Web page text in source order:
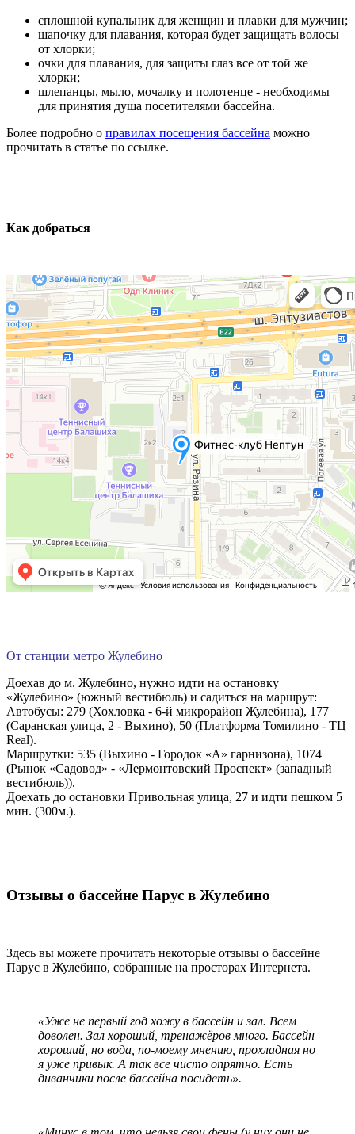
сплошной купальник для женщин и плавки для мужчин;
шапочку для плавания, которая будет защищать волосы
от хлорки;
очки для плавания, для защиты глаз все от той же
хлорки;
шлепанцы, мыло, мочалку и полотенце - необходимы
для принятия душа посетителями бассейна.
Более подробно о правилах посещения бассейна можно
прочитать в статье по ссылке.
Как добраться
От станции метро Жулебино
Доехав до м. Жулебино, нужно идти на остановку
«Жулебино» (южный вестибюль) и садиться на маршрут:
Автобусы: 279 (Хохловка - 6-й микрорайон Жулебина), 177
(Саранская улица, 2 - Выхино), 50 (Платформа Томилино - ТЦ
Real).
Маршрутки: 535 (Выхино - Городок «А» гарнизона), 1074
(Рынок «Садовод» - «Лермонтовский Проспект» (западный
вестибюль)).
Доехать до остановки Привольная улица, 27 и идти пешком 5
мин. (300м.).
Отзывы о бассейне Парус в Жулебино
Здесь вы можете прочитать некоторые отзывы о бассейне
Парус в Жулебино, собранные на просторах Интернета.
«Уже не первый год хожу в бассейн и зал. Всем
доволен. Зал хороший, тренажёров много. Бассейн
хороший, но вода, по-моему мнению, прохладная но
я уже привык. А так все чисто опрятно. Есть
диванчики после бассейна посидеть».